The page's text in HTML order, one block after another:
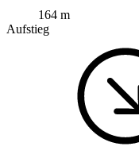
164 m
Aufstieg